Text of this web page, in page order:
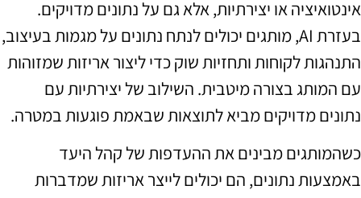
אינטואיציה או יצירתיות, אלא גם על נתונים מדויקים.
בעזרת AI, מותגים יכולים לנתח נתונים על מגמות בעיצוב,
התנהגות לקוחות ותחזיות שוק כדי ליצור אריזות שמזוהות
עם המותג בצורה מיטבית. השילוב של יצירתיות עם
נתונים מדויקים מביא לתוצאות שבאמת פוגעות במטרה.
כשהמותגים מבינים את ההעדפות של קהל היעד
באמצעות נתונים, הם יכולים לייצר אריזות שמדברות